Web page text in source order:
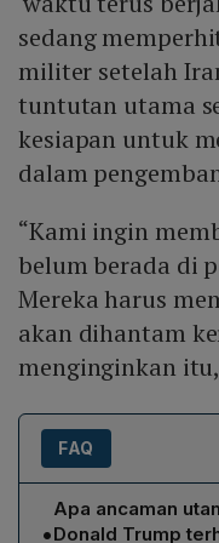
sedang
militer setelah
tuntutan utama
kesiapan untuk
dalam
“Kami ingin
belum berada di
Mereka harus
akan dihantam
menginginkan
FAQ
•
Apa ancaman
Donald Trump